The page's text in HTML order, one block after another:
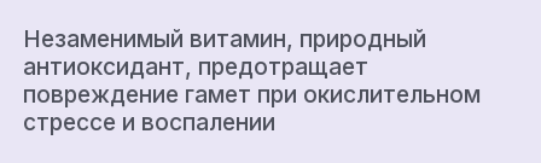
Незаменимый витамин, природный
антиоксидант, предотращает
повреждение гамет при окислительном
стрессе и воспалении